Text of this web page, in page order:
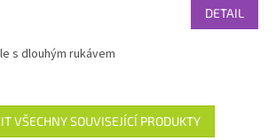
DETAIL
s dlouhým rukávem
VŠECHNY SOUVISEJÍCÍ PRODUKTY